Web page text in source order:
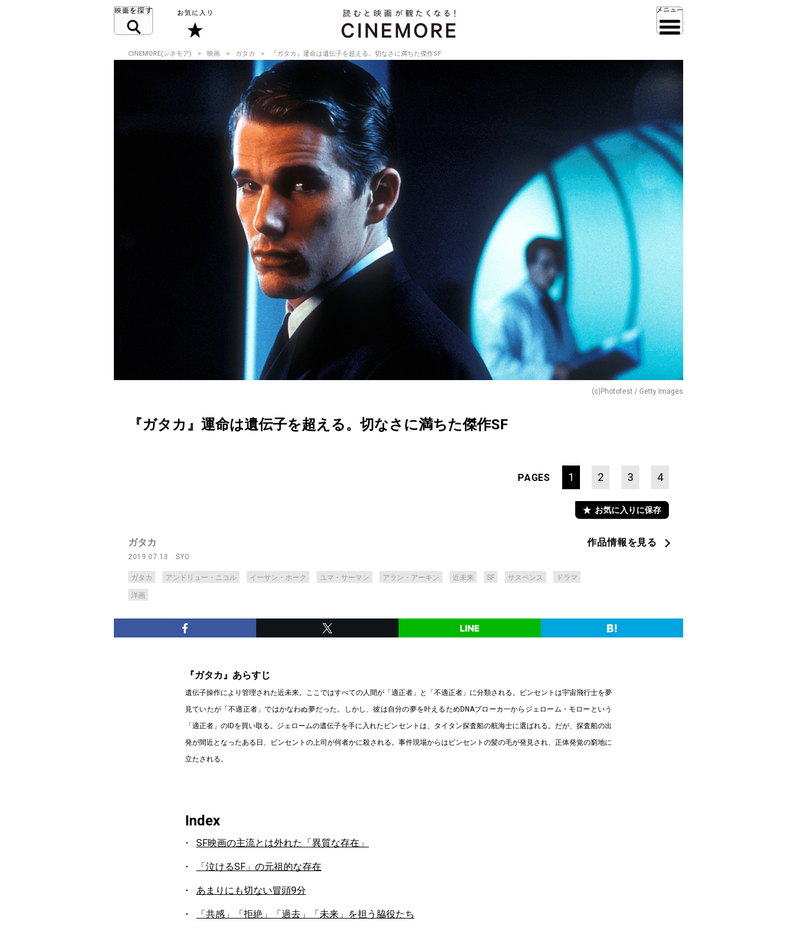
CINEMORE(シネモア) 映画 ガタカ 『ガタカ』運命は遺伝子を超える。切なさに満ちた傑作SF
(c)Photofest / Getty Images
『ガタカ』運命は遺伝子を超える。切なさに満ちた傑作SF
PAGES 1 2 3 4
お気に入りに保存
ガタカ
2019.07.13 SYO
ガタカ アンドリュー・ニコル イーサン・ホーク ユマ・サーマン アラン・アーキン 近未来 SF サスペンス ドラマ
洋画
作品情報を見る
『ガタカ』あらすじ
遺伝子操作により管理された近未来。ここではすべての人間が「適正者」と「不適正者」に分類される。ビンセントは宇宙飛行士を夢
見ていたが「不適正者」ではかなわぬ夢だった。しかし、彼は自分の夢を叶えるためDNAブローカ一からジェローム・モローという
「適正者」のIDを買い取る。ジェロームの遺伝子を手に入れたビンセントは、タイタン探査船の航海士に選ばれる。だが、探査船の出
発が間近となったある日、ビンセントの上司が何者かに殺される。事件現場からはビンセントの髪の毛が発見され、正体発覚の窮地に
立たされる。
Index
SF映画の主流とは外れた「異質な存在」
「泣けるSF」の元祖的な存在
あまりにも切ない冒頭9分
「共感」「拒絶」「過去」「未来」を担う脇役たち